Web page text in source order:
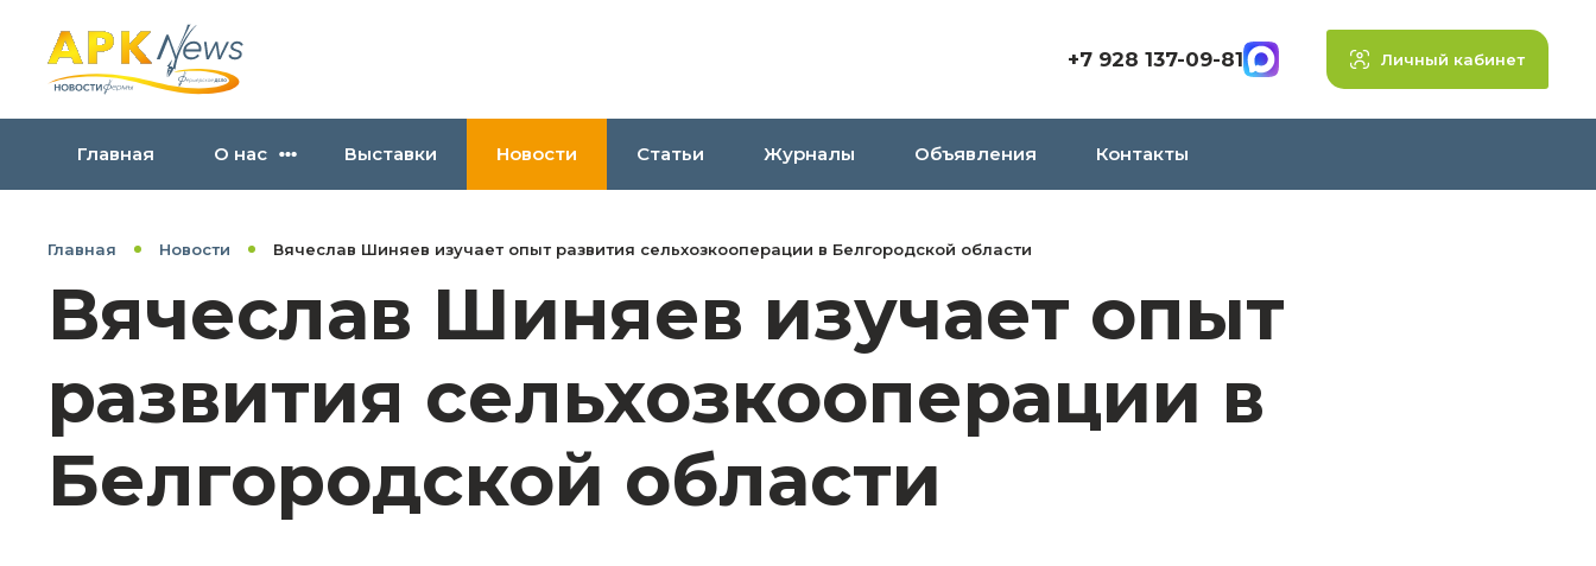
+7 928 137-09-81 Личный кабинет
Главная О нас Выставки Новости Статьи Журналы Объявления Контакты
Главная Новости Вячеслав Шиняев изучает опыт развития сельхозкооперации в Белгородской области
Вячеслав Шиняев изучает опыт
развития сельхозкооперации в
Белгородской области